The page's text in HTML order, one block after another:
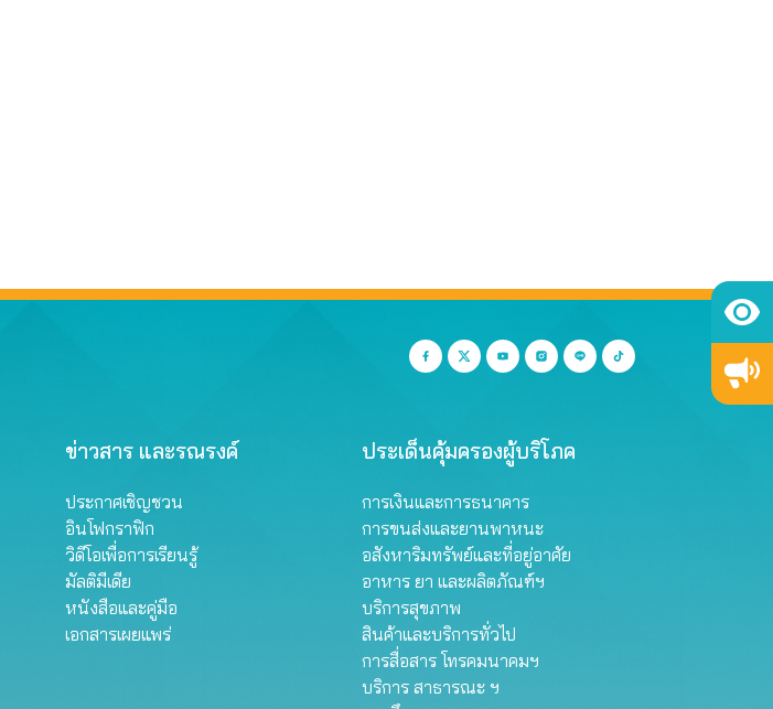
ข่าวสาร และรณรงค์
ประกาศเชิญชวน
อินโฟกราฟิก
วิดีโอเพื่อการเรียนรู้
มัลติมีเดีย
หนังสือและคู่มือ
เอกสารเผยแพร่
ประเด็นคุ้มครองผู้บริโภค
การเงินและการธนาคาร
การขนส่งและยานพาหนะ
อสังหาริมทรัพย์และที่อยู่อาศัย
อาหาร ยา และผลิตภัณฑ์ฯ
บริการสุขภาพ
สินค้าและบริการทั่วไป
การสื่อสาร โทรคมนาคมฯ
บริการ สาธารณะ ฯ